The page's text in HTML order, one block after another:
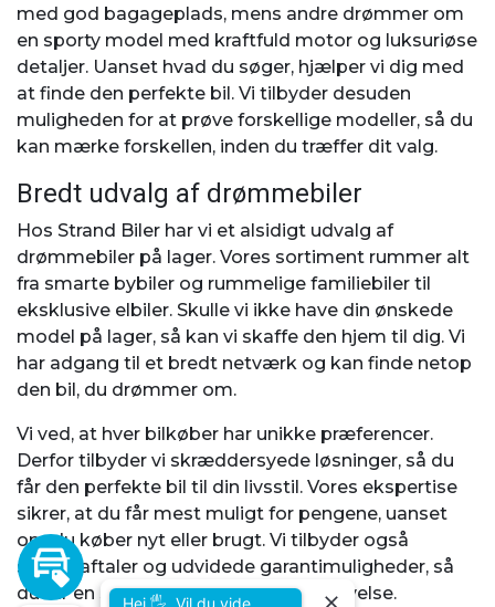
med god bagageplads, mens andre drømmer om
en sporty model med kraftfuld motor og luksuriøse
detaljer. Uanset hvad du søger, hjælper vi dig med
at finde den perfekte bil. Vi tilbyder desuden
muligheden for at prøve forskellige modeller, så du
kan mærke forskellen, inden du træffer dit valg.
Bredt udvalg af drømmebiler
Hos Strand Biler har vi et alsidigt udvalg af
drømmebiler på lager. Vores sortiment rummer alt
fra smarte bybiler og rummelige familiebiler til
eksklusive elbiler. Skulle vi ikke have din ønskede
model på lager, så kan vi skaffe den hjem til dig. Vi
har adgang til et bredt netværk og kan finde netop
den bil, du drømmer om.
Vi ved, at hver bilkøber har unikke præferencer.
Derfor tilbyder vi skræddersyede løsninger, så du
får den perfekte bil til din livsstil. Vores ekspertise
sikrer, at du får mest muligt for pengene, uanset
om du køber nyt eller brugt. Vi tilbyder også
serviceaftaler og udvidede garantimuligheder, så
du får en sikker og problemfri biloplevelse.
Hej 🖐 Vil du vide,